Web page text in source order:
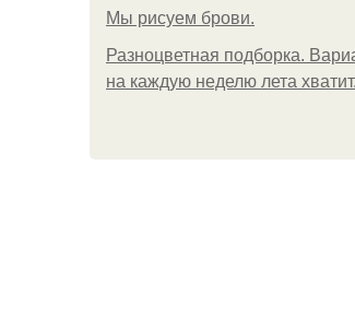
Мы рисуем брови.
Разноцветная подборка.
на каждую неделю лета хватит.